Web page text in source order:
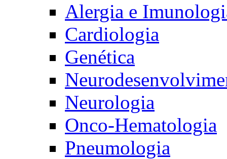
Alergia e
Cardiologia
Genética
Neurologia
Onco-Hematologia
Pneumologia